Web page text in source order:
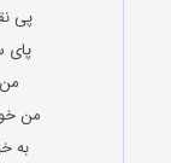
پی
پای
من
به